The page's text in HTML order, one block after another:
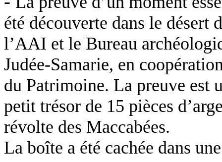
été découverte dans le désert
l’AAI et le Bureau
Judée-Samarie, en
du Patrimoine. La preuve est
petit trésor de 15 pièces
révolte des Maccabées.
La boîte a été cachée dans